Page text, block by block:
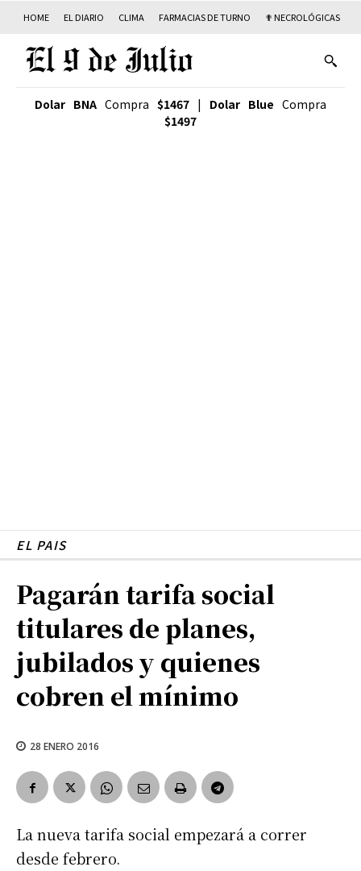
HOME EL DIARIO CLIMA FARMACIAS DE TURNO ✟ NECROLÓGICAS
Dolar BNA Compra $1467 | Dolar Blue Compra
$1497
EL PAIS
Pagarán tarifa social
titulares de planes,
jubilados y quienes
cobren el mínimo
28 ENERO 2016
La nueva tarifa social empezará a correr
desde febrero.